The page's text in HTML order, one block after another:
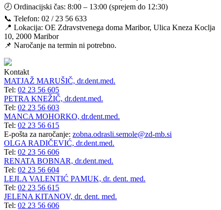
🕗 Ordinacijski čas: 8:00 – 13:00 (sprejem do 12:30)
📞 Telefon: 02 / 23 56 633
📍 Lokacija: OE Zdravstvenega doma Maribor, Ulica Kneza Koclja
10, 2000 Maribor
📌 Naročanje na termin ni potrebno.
Kontakt
MATJAŽ MARUŠIČ, dr.dent.med.
Tel: 02 23 56 605
PETRA KNEŽIČ, dr.dent.med.
Tel: 02 23 56 603
MANCA MOHORKO, dr.dent.med.
Tel: 02 23 56 615
E-pošta za naročanje: zobna.odrasli.semole@zd-mb.si
OLGA RADIČEVIĆ, dr.dent.med.
Tel: 02 23 56 606
RENATA BOBNAR, dr.dent.med.
Tel: 02 23 56 604
LEJLA VALENTIĆ PAMUK, dr. dent. med.
Tel: 02 23 56 615
JELENA KITANOV, dr. dent. med.
Tel: 02 23 56 606